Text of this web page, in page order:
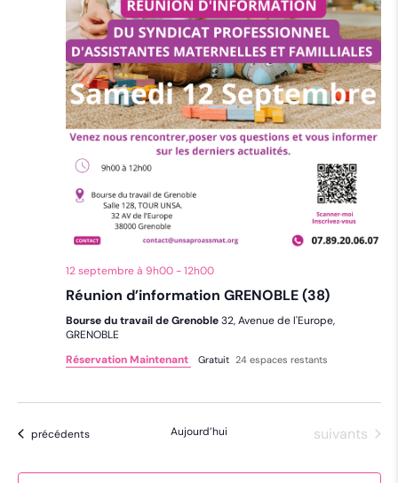
12 septembre à 9h00-12h00
Réunion d’information GRENOBLE (38)
Bourse du travail de Grenoble32, Avenue de l'Europe,
GRENOBLE
Réservation Maintenant
Gratuit 24 espaces restants
Évènements
précédents Aujourd’hui Évènements
suivants